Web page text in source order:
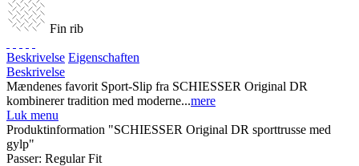
Fin rib
Beskrivelse Eigenschaften
Beskrivelse
Mændenes favorit Sport-Slip fra SCHIESSER Original DR
kombinerer tradition med moderne...mere
Luk menu
Produktinformation "SCHIESSER Original DR sporttrusse med
gylp"
Passer: Regular Fit